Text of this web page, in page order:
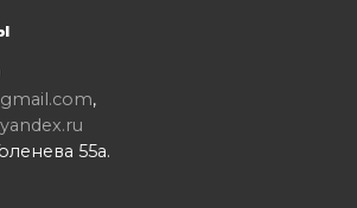
,
55а.